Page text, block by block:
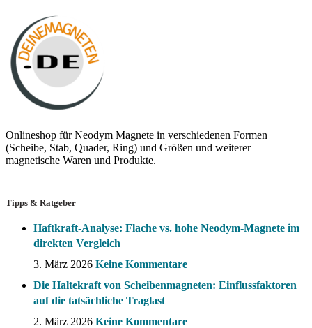
Onlineshop für Neodym Magnete in verschiedenen Formen
(Scheibe, Stab, Quader, Ring) und Größen und weiterer
magnetische Waren und Produkte.
Tipps & Ratgeber
Haftkraft-Analyse: Flache vs. hohe Neodym-Magnete im
direkten Vergleich
3. März 2026 Keine Kommentare
Die Haltekraft von Scheibenmagneten: Einflussfaktoren
auf die tatsächliche Traglast
2. März 2026 Keine Kommentare